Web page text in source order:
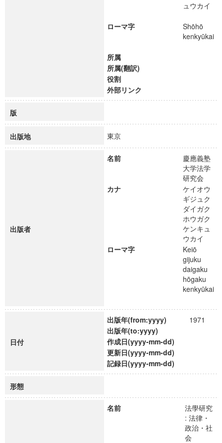
ュウカイ
ローマ字
Shōhō
kenkyūkai
所属
所属(翻訳)
役割
外部リンク
版
出版地 東京
出版者
名前
慶應義塾
大学法学
研究会
カナ
ケイオウ
ギジュク
ダイガク
ホウガク
ケンキュ
ウカイ
ローマ字
Keiō
gijuku
daigaku
hōgaku
kenkyūkai
日付
出版年(from:yyyy)
1971
出版年(to:yyyy)
作成日(yyyy-mm-dd)
更新日(yyyy-mm-dd)
記録日(yyyy-mm-dd)
形態
名前
法學研究
: 法律・
政治・社
会